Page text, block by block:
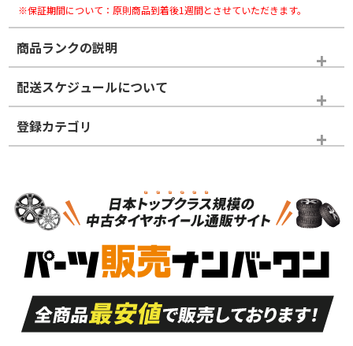
※保証期間について：原則商品到着後1週間とさせていただきます。
商品ランクの説明
※商品ランクは出品者の主観により判断しておりますので、あら
かじめご了承ください。
ホイールランク
S
品）
S
新車外し品（新古
付き
A
走行距離も少なく、
目立つ傷もほとんど
ない中古品
A
走行距離も少なく、
非常に状態の良い中
古品
配送スケジュールについて
登録カテゴリ
ホイールのみ